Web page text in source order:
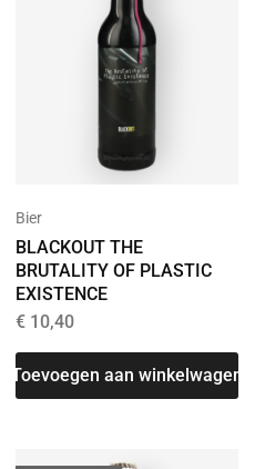
Bier
BLACKOUT THE
BRUTALITY OF PLASTIC
EXISTENCE
€10,40
Toevoegen aan winkelwagen